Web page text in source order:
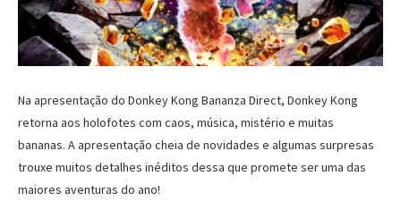
Na apresentação do Donkey Kong Bananza Direct, Donkey Kong
retorna aos holofotes com caos, música, mistério e muitas
bananas. A apresentação cheia de novidades e algumas surpresas
trouxe muitos detalhes inéditos dessa que promete ser uma das
maiores aventuras do ano!